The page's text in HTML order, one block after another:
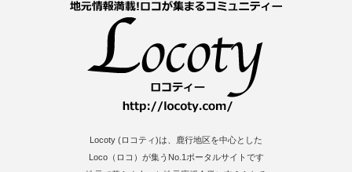
Locoty (ロコティ)は、鹿行地区を中心とした
Loco（ロコ）が集うNo.1ポータルサイトです